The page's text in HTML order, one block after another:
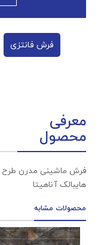
فرش فانتزی
معرفی
محصول
هایبالک آناهیتا
محصولات مشابه